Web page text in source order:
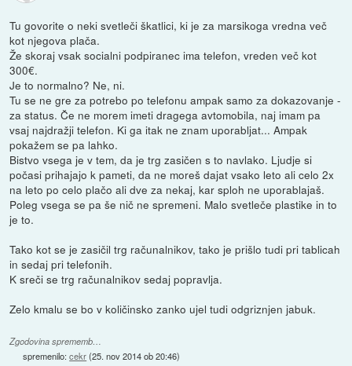
Tu govorite o neki svetleči škatlici, ki je za marsikoga vredna več
kot njegova plača.
Že skoraj vsak socialni podpiranec ima telefon, vreden več kot
300€.
Je to normalno? Ne, ni.
Tu se ne gre za potrebo po telefonu ampak samo za dokazovanje -
za status. Če ne morem imeti dragega avtomobila, naj imam pa
vsaj najdražji telefon. Ki ga itak ne znam uporabljat... Ampak
pokažem se pa lahko.
Bistvo vsega je v tem, da je trg zasičen s to navlako. Ljudje si
počasi prihajajo k pameti, da ne moreš dajat vsako leto ali celo 2x
na leto po celo plačo ali dve za nekaj, kar sploh ne uporablajaš.
Poleg vsega se pa še nič ne spremeni. Malo svetleče plastike in to
je to.
Tako kot se je zasičil trg računalnikov, tako je prišlo tudi pri tablicah
in sedaj pri telefonih.
K sreči se trg računalnikov sedaj popravlja.
Zelo kmalu se bo v količinsko zanko ujel tudi odgriznjen jabuk.
Zgodovina sprememb…
spremenilo:cekr(25. nov 2014 ob 20:46)